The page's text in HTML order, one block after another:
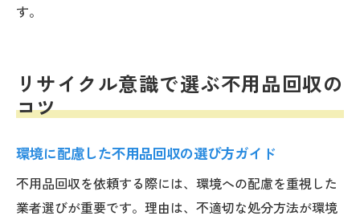
す。
リサイクル意識で選ぶ不用品回収の
コツ
環境に配慮した不用品回収の選び方ガイド
不用品回収を依頼する際には、環境への配慮を重視した
業者選びが重要です。理由は、不適切な処分方法が環境